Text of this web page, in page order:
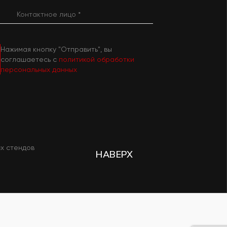
Нажимая кнопку "Отправить", вы
соглашаетесь с политикой обработки
персональных данных
стендов
НАВЕРХ